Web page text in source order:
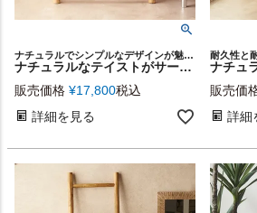
ナチュラルでシンプルなデザインが魅力、チーク無垢材を使用したタオルハンガー
ナチュラルなテイストがサーフスタイルによく合うチークウッドの2連タオルハンガー[14231]
販売価格 ¥17,800税込
詳細を見る
販売価
詳細